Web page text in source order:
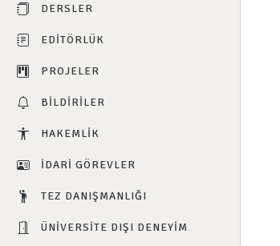
DERSLER
EDITÖRLÜK
PROJELER
BILDIRILER
HAKEMLIK
İDARI GÖREVLER
TEZ DANIŞMANLIĞI
ÜNIVERSITE DIŞI DENEYIM